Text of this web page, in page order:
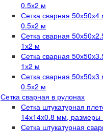
0.5х2 м
Сетка сварная
0.5х2 м
Сетка сварная
1х2 м
Сетка сварная
1х2 м
Сетка сварная
0.5х2 м
Сетка сварная в рулонах
Сетка штукатурная
14х14х0.8 мм, размеры
Сетка штукатурная